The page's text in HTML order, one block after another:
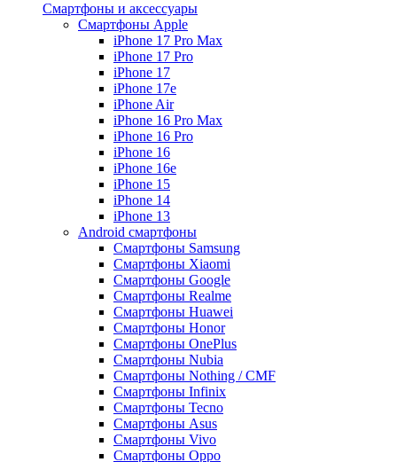
Смартфоны и аксессуары
Смартфоны Apple
iPhone 17 Pro Max
iPhone 17 Pro
iPhone 17
iPhone 17e
iPhone Air
iPhone 16 Pro Max
iPhone 16 Pro
iPhone 16
iPhone 16e
iPhone 15
iPhone 14
iPhone 13
Android cмартфоны
Смартфоны Samsung
Смартфоны Xiaomi
Смартфоны Google
Смартфоны Realme
Смартфоны Huawei
Смартфоны Honor
Смартфоны OnePlus
Смартфоны Nubia
Смартфоны Nothing / CMF
Смартфоны Infinix
Смартфоны Tecno
Смартфоны Asus
Смартфоны Vivo
Смартфоны Oppo